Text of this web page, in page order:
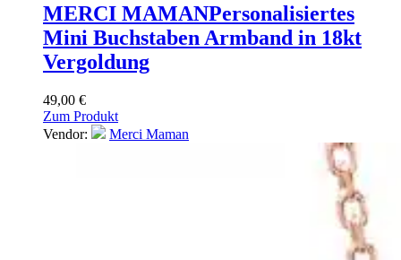
MERCI MAMANPersonalisiertes
Mini Buchstaben Armband in 18kt
Vergoldung
49,00 €
Zum Produkt
Vendor:
Merci Maman